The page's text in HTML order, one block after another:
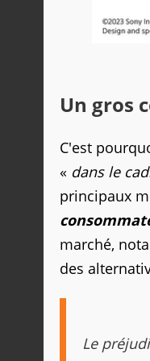
Un gros
C'est
« dans le
principaux
marché,
des
Le